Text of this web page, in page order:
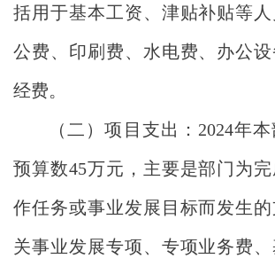
括用于基本工资、津贴补贴等
公费、印刷费、水电费、办公
经费。
（二）项目支出： 2024年本
预算数45万元，主要是部门为
作任务或事业发展目标而发生
关事业发展专项、专项业务费